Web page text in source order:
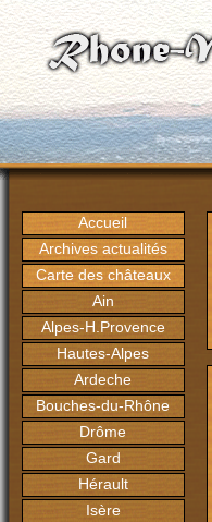
Accueil
Archives actualités
Carte des châteaux
Ain
Alpes-H.Provence
Hautes-Alpes
Ardeche
Bouches-du-Rhône
Drôme
Gard
Hérault
Isère